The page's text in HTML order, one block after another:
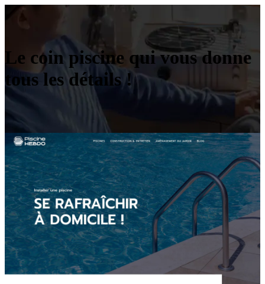
Le coin piscine qui vous donne
tous les détails !